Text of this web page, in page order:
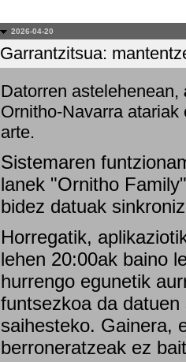
2026-04-20
Garrantzitsua:
Datorren astelehenean,
Ornitho-Navarra
arte.
Sistemaren
lanek "Ornitho
bidez datuak
Horregatik,
lehen 20:00ak baino
hurrengo egunetik
funtsezkoa da
saihesteko. Gainera,
berroneratzeak ez